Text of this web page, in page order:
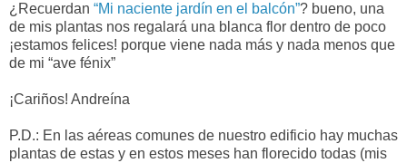
¿Recuerdan “Mi naciente jardín en el balcón”? bueno, una
de mis plantas nos regalará una blanca flor dentro de poco
¡estamos felices! porque viene nada más y nada menos que
de mi “ave fénix”
¡Cariños! Andreína
P.D.: En las aéreas comunes de nuestro edificio hay muchas
plantas de estas y en estos meses han florecido todas (mis